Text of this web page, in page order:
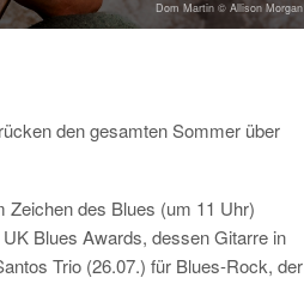
Dom Martin © Allison Morgan
den gesamten Sommer über
Zeichen des Blues (um 11 Uhr)
Blues Awards, dessen Gitarre in
Trio (26.07.) für Blues-Rock, der